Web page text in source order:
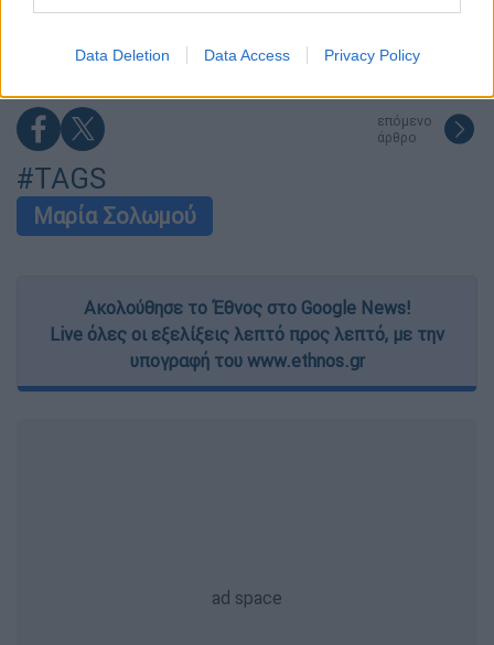
related to personalization.
I want to allow Google to enable storage
related to security, including authentication
functionality and fraud prevention, and other
Data Deletion Data Access Privacy Policy
επόμενο
άρθρο
#TAGS
Μαρία Σολωμού
Ακολούθησε το Έθνος στο Google News!
Live όλες οι εξελίξεις λεπτό προς λεπτό, με την
υπογραφή του www.ethnos.gr